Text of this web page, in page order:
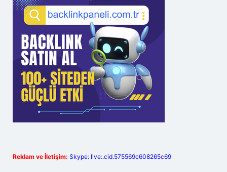
Reklam ve İletişim: Skype: live:.cid.575569c608265c69